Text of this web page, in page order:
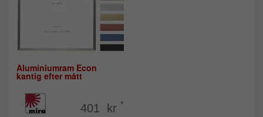
Aluminiumram Econ
kantig efter mått
401 kr *